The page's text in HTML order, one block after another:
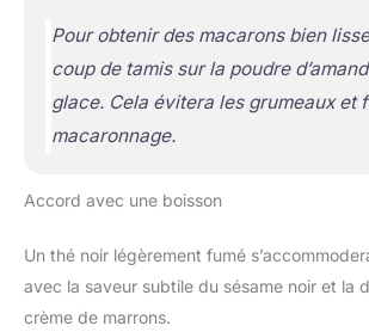
Pour obtenir des macarons bien
coup de tamis sur la poudre
glace. Cela évitera les grumeaux et
macaronnage.
Accord avec une boisson
Un thé noir légèrement fumé
avec la saveur subtile du sésame noir et la
crème de marrons.